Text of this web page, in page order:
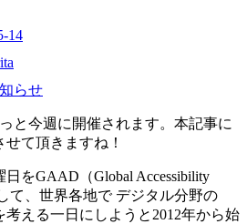
14
らせ
と今週に開催されます。本記事に
て頂きますね！
をGAAD（Global Accessibility
て、世界各地で デジタル分野の
考える一日にしようと2012年から始